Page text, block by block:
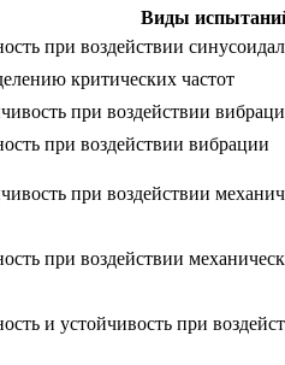
Виды
при воздействии
критических частот
при воздействии
при воздействии вибрации
при воздействии
при воздействии
и устойчивость при